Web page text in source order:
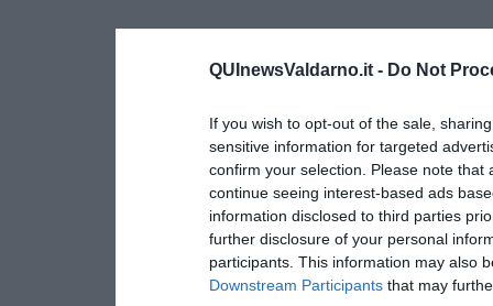
QUInewsValdarno.it - Do Not
If you wish to opt-out of the sale,
sensitive information for targeted
confirm your selection. Please note
continue seeing interest-based ads
information disclosed to third parties
further disclosure of your personal
participants. This information may also
Downstream Participants that may